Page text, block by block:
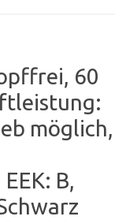
60
möglich,
B,